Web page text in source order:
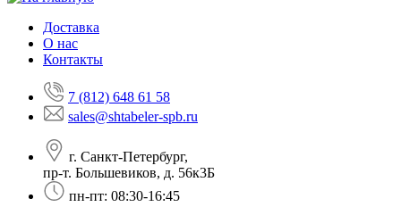
Доставка
О нас
Контакты
7 (812) 648 61 58
sales@shtabeler-spb.ru
г. Санкт-Петербург,
пр-т. Большевиков, д. 56к3Б
пн-пт: 08:30-16:45